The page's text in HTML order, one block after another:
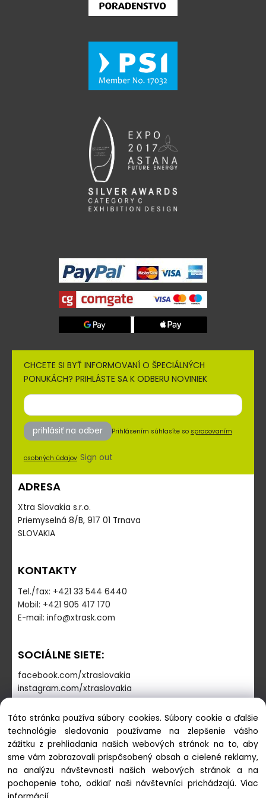
CHCETE SI BYŤ INFORMOVANÍ O ŠPECIÁLNÝCH
PONUKÁCH? PRIHLÁSTE SA K ODBERU NOVINIEK
prihlásiť na odber Prihlásením súhlasíte so spracovaním
osobných údajov Sign out
ADRESA
Xtra Slovakia s.r.o.
Priemyselná 8/B, 917 01 Trnava
SLOVAKIA
KONTAKTY
Tel./fax: +421 33 544 6440
Mobil: +421 905 417 170
E-mail: info@xtrask.com
SOCIÁLNE SIETE:
facebook.com/xtraslovakia
instagram.com/xtraslovakia
PREVÁDZKOVÁ DOBA
Pondelok - Piatok: 7:30-16:00
Sobota-Nedeľa: zatvorené
Táto stránka používa súbory cookies. Súbory cookie a ďalšie
technológie sledovania používame na zlepšenie vášho
zážitku z prehliadania našich webových stránok na to, aby
sme vám zobrazovali prispôsobený obsah a cielené reklamy,
na analýzu návštevnosti našich webových stránok a na
pochopenie toho, odkiaľ naši návštevníci prichádzajú.Viac